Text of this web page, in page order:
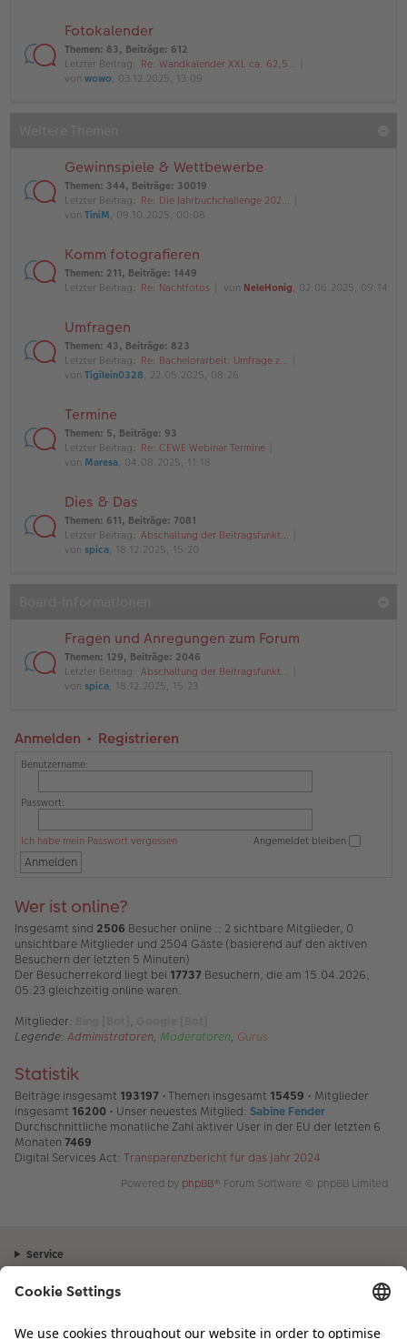
Fotokalender
Themen: 83, Beiträge: 612
Letzter Beitrag: Re: Wandkalender XXL ca. 62,5…
von wowo, 03.12.2025, 13:09
Gewinnspiele & Wettbewerbe
Themen: 344, Beiträge: 30019
Letzter Beitrag: Re: Die Jahrbuchchallenge 202…
von TiniM, 09.10.2025, 00:08
Komm fotografieren
Themen: 211, Beiträge: 1449
Letzter Beitrag: Re: Nachtfotos von NeleHonig, 02.06.2025, 09:14
Umfragen
Themen: 43, Beiträge: 823
Letzter Beitrag: Re: Bachelorarbeit: Umfrage z…
von Tigilein0328, 22.05.2025, 08:26
Termine
Themen: 5, Beiträge: 93
Letzter Beitrag: Re: CEWE Webinar Termine
von Maresa, 04.08.2025, 11:18
Dies & Das
Themen: 611, Beiträge: 7081
Letzter Beitrag: Abschaltung der Beitragsfunkt…
von spica, 18.12.2025, 15:20
Fragen und Anregungen zum Forum
Themen: 129, Beiträge: 2046
Letzter Beitrag: Abschaltung der Beitragsfunkt…
von spica, 18.12.2025, 15:23
Anmelden • Registrieren
Benutzername:
Passwort:
Ich habe mein Passwort vergessen Angemeldet bleiben
Wer ist online?
Insgesamt sind 2506 Besucher online :: 2 sichtbare Mitglieder, 0
unsichtbare Mitglieder und 2504 Gäste (basierend auf den aktiven
Besuchern der letzten 5 Minuten)
Der Besucherrekord liegt bei 17737 Besuchern, die am 15.04.2026,
05:23 gleichzeitig online waren.
Mitglieder:
,
Legende: Administratoren, Moderatoren, Gurus
Statistik
Beiträge insgesamt 193197 • Themen insgesamt 15459 • Mitglieder
insgesamt 16200 • Unser neuestes Mitglied: Sabine Fender
Durchschnittliche monatliche Zahl aktiver User in der EU der letzten 6
Monaten 7469
Digital Services Act: Transparenzbericht für das Jahr 2024
Powered by phpBB® Forum Software © phpBB Limited
Service